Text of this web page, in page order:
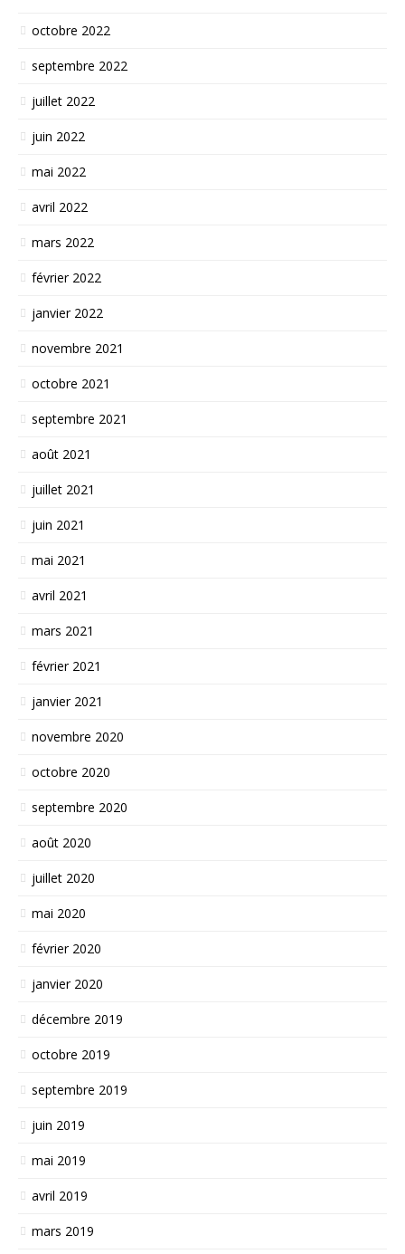
octobre 2022
septembre 2022
juillet 2022
juin 2022
mai 2022
avril 2022
mars 2022
février 2022
janvier 2022
novembre 2021
octobre 2021
septembre 2021
août 2021
juillet 2021
juin 2021
mai 2021
avril 2021
mars 2021
février 2021
janvier 2021
novembre 2020
octobre 2020
septembre 2020
août 2020
juillet 2020
mai 2020
février 2020
janvier 2020
décembre 2019
octobre 2019
septembre 2019
juin 2019
mai 2019
avril 2019
mars 2019